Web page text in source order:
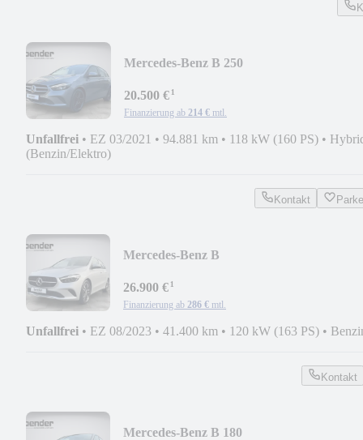
Mercedes-Benz B 250
20.500 €¹
Finanzierung ab 214 € mtl.
Unfallfrei • EZ 03/2021 • 94.881 km • 118 kW (160 PS) •
(Benzin/Elektro)
Kontakt
Mercedes-Benz B
26.900 €¹
Finanzierung ab 286 € mtl.
Unfallfrei • EZ 08/2023 • 41.400 km • 120 kW (163 PS) •
Kontakt
Mercedes-Benz B 180